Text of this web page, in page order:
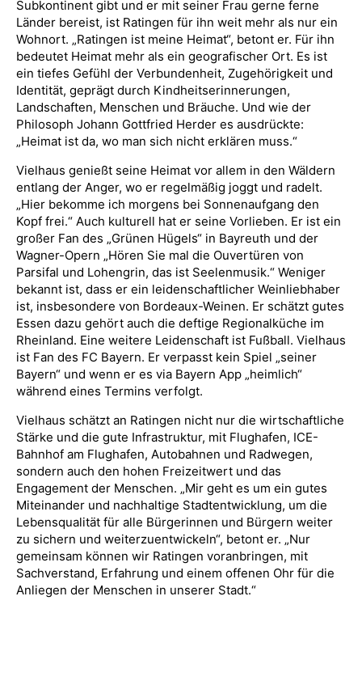
Subkontinent gibt und er mit seiner Frau gerne ferne
Länder bereist, ist Ratingen für ihn weit mehr als nur ein
Wohnort. „Ratingen ist meine Heimat“, betont er. Für ihn
bedeutet Heimat mehr als ein geografischer Ort. Es ist
ein tiefes Gefühl der Verbundenheit, Zugehörigkeit und
Identität, geprägt durch Kindheitserinnerungen,
Landschaften, Menschen und Bräuche. Und wie der
Philosoph Johann Gottfried Herder es ausdrückte:
„Heimat ist da, wo man sich nicht erklären muss.“
Vielhaus genießt seine Heimat vor allem in den Wäldern
entlang der Anger, wo er regelmäßig joggt und radelt.
„Hier bekomme ich morgens bei Sonnenaufgang den
Kopf frei.“ Auch kulturell hat er seine Vorlieben. Er ist ein
großer Fan des „Grünen Hügels“ in Bayreuth und der
Wagner-Opern „Hören Sie mal die Ouvertüren von
Parsifal und Lohengrin, das ist Seelenmusik.“ Weniger
bekannt ist, dass er ein leidenschaftlicher Weinliebhaber
ist, insbesondere von Bordeaux-Weinen. Er schätzt gutes
Essen dazu gehört auch die deftige Regionalküche im
Rheinland. Eine weitere Leidenschaft ist Fußball. Vielhaus
ist Fan des FC Bayern. Er verpasst kein Spiel „seiner
Bayern“ und wenn er es via Bayern App „heimlich“
während eines Termins verfolgt.
Vielhaus schätzt an Ratingen nicht nur die wirtschaftliche
Stärke und die gute Infrastruktur, mit Flughafen, ICE-
Bahnhof am Flughafen, Autobahnen und Radwegen,
sondern auch den hohen Freizeitwert und das
Engagement der Menschen. „Mir geht es um ein gutes
Miteinander und nachhaltige Stadtentwicklung, um die
Lebensqualität für alle Bürgerinnen und Bürgern weiter
zu sichern und weiterzuentwickeln“, betont er. „Nur
gemeinsam können wir Ratingen voranbringen, mit
Sachverstand, Erfahrung und einem offenen Ohr für die
Anliegen der Menschen in unserer Stadt.“